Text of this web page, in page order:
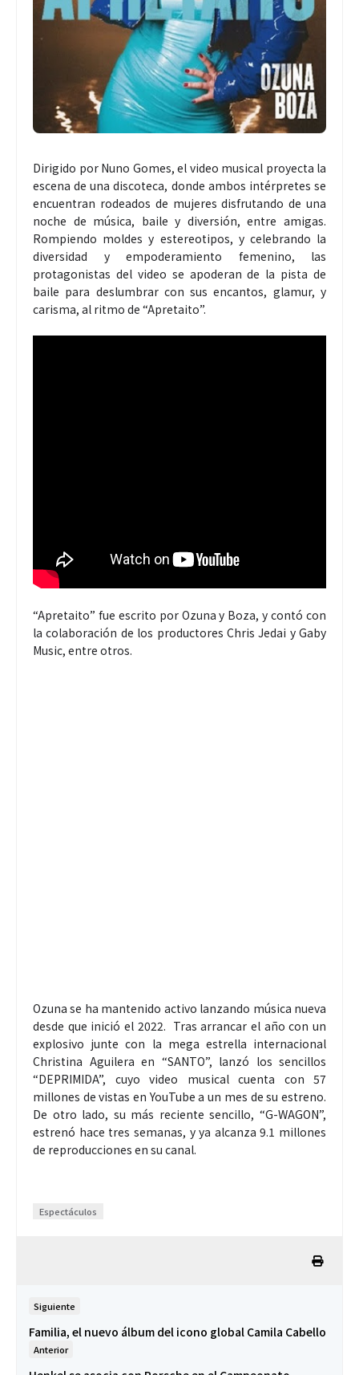
Dirigido por Nuno Gomes, el video musical proyecta la
escena de una discoteca, donde ambos intérpretes se
encuentran rodeados de mujeres disfrutando de una
noche de música, baile y diversión, entre amigas.
Rompiendo moldes y estereotipos, y celebrando la
diversidad y empoderamiento femenino, las
protagonistas del video se apoderan de la pista de
baile para deslumbrar con sus encantos, glamur, y
carisma, al ritmo de “Apretaito”.
“Apretaito” fue escrito por Ozuna y Boza, y contó con
la colaboración de los productores Chris Jedai y Gaby
Music, entre otros.
Ozuna se ha mantenido activo lanzando música nueva
desde que inició el 2022. Tras arrancar el año con un
explosivo junte con la mega estrella internacional
Christina Aguilera en “SANTO”, lanzó los sencillos
“DEPRIMIDA”, cuyo video musical cuenta con 57
millones de vistas en YouTube a un mes de su estreno.
De otro lado, su más reciente sencillo, “G-WAGON”,
estrenó hace tres semanas, y ya alcanza 9.1 millones
de reproducciones en su canal.
Espectáculos
Siguiente
Familia, el nuevo álbum del icono global Camila Cabello
Anterior